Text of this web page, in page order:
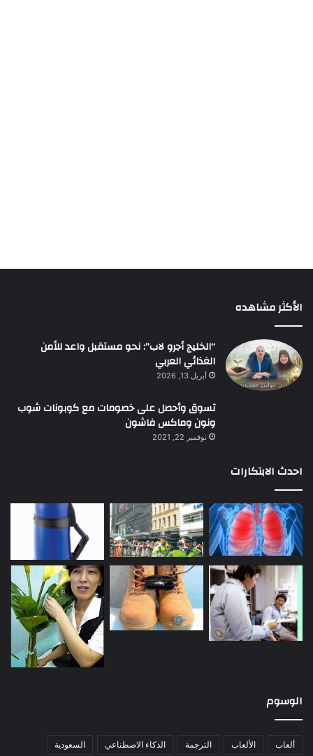
الأكثر مشاهده
“الخليج أجرو لاب”: نحو مستقبل واعد للأمن
الغذائي العربي
أبريل 13, 2026
تسوق وأحصل على خصومات مع كوبونات شوب
ونون وماكس فاشون
نوفمبر 22, 2021
احدث الابتكارات
الوسوم
ألعاب الألعاب الترجمة الذكاء الاصطناعي السعودية